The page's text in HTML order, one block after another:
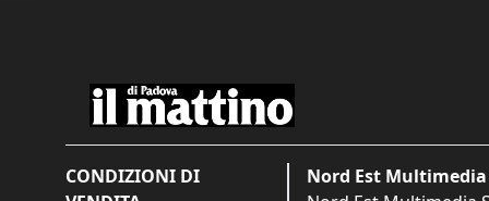
CONDIZIONI DI
Nord Est Multimedia